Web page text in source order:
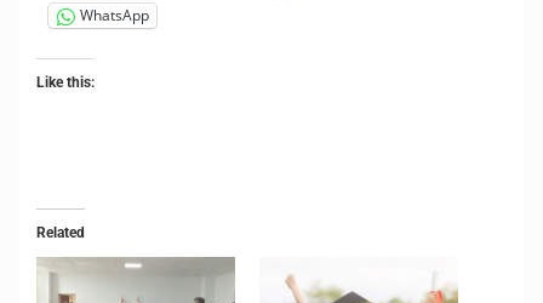
WhatsApp
Like this:
Related